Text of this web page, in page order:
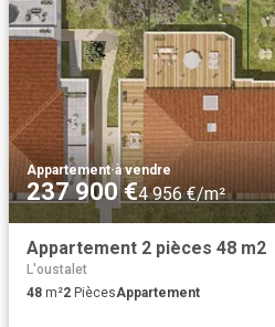
Appartement·à vendre
237 900 €4 956 €/m²
Appartement 2 pièces 48 m2
L'oustalet
48 m²2 PiècesAppartement